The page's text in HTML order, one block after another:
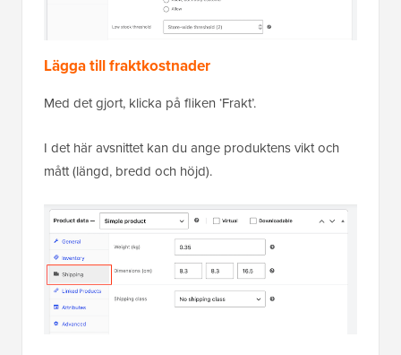
Lägga till fraktkostnader
Med det gjort, klicka på fliken ‘Frakt’.
I det här avsnittet kan du ange produktens vikt och
mått (längd, bredd och höjd).